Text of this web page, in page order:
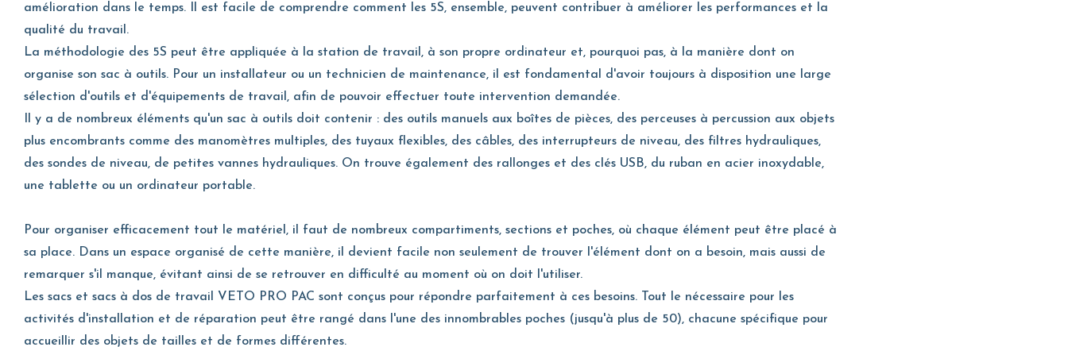
amélioration dans le temps. Il est facile de comprendre comment les 5S, ensemble, peuvent contribuer à améliorer les performances et la
qualité du travail.
La méthodologie des 5S peut être appliquée à la station de travail, à son propre ordinateur et, pourquoi pas, à la manière dont on
organise son sac à outils. Pour un installateur ou un technicien de maintenance, il est fondamental d'avoir toujours à disposition une large
sélection d'outils et d'équipements de travail, afin de pouvoir effectuer toute intervention demandée.
Il y a de nombreux éléments qu'un sac à outils doit contenir : des outils manuels aux boîtes de pièces, des perceuses à percussion aux objets
plus encombrants comme des manomètres multiples, des tuyaux flexibles, des câbles, des interrupteurs de niveau, des filtres hydrauliques,
des sondes de niveau, de petites vannes hydrauliques. On trouve également des rallonges et des clés USB, du ruban en acier inoxydable,
une tablette ou un ordinateur portable.
Pour organiser efficacement tout le matériel, il faut de nombreux compartiments, sections et poches, où chaque élément peut être placé à
sa place. Dans un espace organisé de cette manière, il devient facile non seulement de trouver l'élément dont on a besoin, mais aussi de
remarquer s'il manque, évitant ainsi de se retrouver en difficulté au moment où on doit l'utiliser.
Les sacs et sacs à dos de travail VETO PRO PAC sont conçus pour répondre parfaitement à ces besoins. Tout le nécessaire pour les
activités d'installation et de réparation peut être rangé dans l'une des innombrables poches (jusqu'à plus de 50), chacune spécifique pour
accueillir des objets de tailles et de formes différentes.